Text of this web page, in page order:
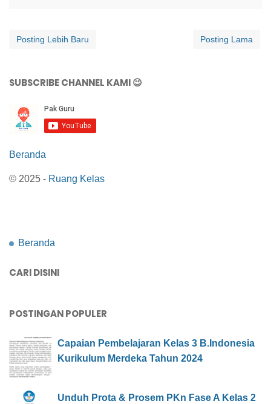
Posting Lebih Baru Posting Lama
SUBSCRIBE CHANNEL KAMI 😉
Beranda
© 2025 - Ruang Kelas
Beranda
CARI DISINI
POSTINGAN POPULER
Capaian Pembelajaran Kelas 3 B.Indonesia
Kurikulum Merdeka Tahun 2024
Unduh Prota & Prosem PKn Fase A Kelas 2